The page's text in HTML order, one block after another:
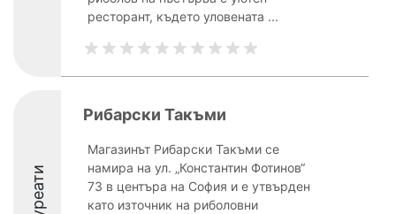
ресторант, където уловената ...
Рибарски Такъми
Магазинът Рибарски Такъми се
намира на ул. „Константин Фотинов“
73 в центъра на София и е утвърден
като източник на риболовни